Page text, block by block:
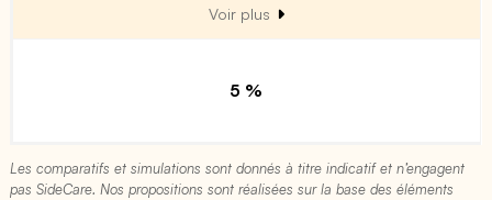
Voir plus
5 %
Les comparatifs et simulations sont donnés à titre indicatif et n’engagent
pas SideCare. Nos propositions sont réalisées sur la base des éléments